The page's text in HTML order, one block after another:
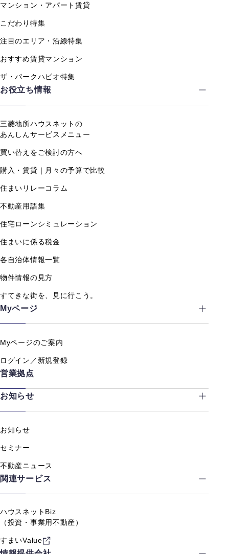
マンション・アパート賃貸
こだわり特集
注目のエリア・沿線特集
おすすめ賃貸マンション
ザ・パークハビオ特集
お役立ち情報
三菱地所ハウスネットの
あんしんサービスメニュー
買い替えをご検討の方へ
購入・賃貸｜月々の予算で比較
住まいリレーコラム
不動産用語集
住宅ローンシミュレーション
住まいに係る税金
各自治体情報一覧
物件情報の見方
すてきな街を、見に行こう。
Myページ
Myページのご案内
ログイン／新規登録
営業拠点
お知らせ
お知らせ
セミナー
不動産ニュース
関連サービス
ハウスネットBiz
（投資・事業用不動産）
すまいValue